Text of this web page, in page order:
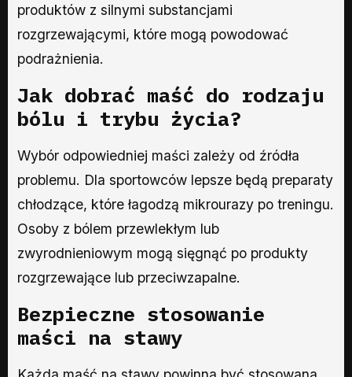
produktów z silnymi substancjami
rozgrzewającymi, które mogą powodować
podrażnienia.
Jak dobrać maść do rodzaju
bólu i trybu życia?
Wybór odpowiedniej maści zależy od źródła
problemu. Dla sportowców lepsze będą preparaty
chłodzące, które łagodzą mikrourazy po treningu.
Osoby z bólem przewlekłym lub
zwyrodnieniowym mogą sięgnąć po produkty
rozgrzewające lub przeciwzapalne.
Bezpieczne stosowanie
maści na stawy